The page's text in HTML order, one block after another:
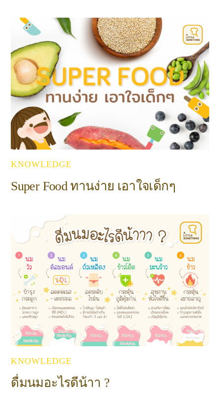
KNOWLEDGE
Super Food ทานง่าย เอาใจเด็กๆ
KNOWLEDGE
ดื่มนมอะไรดีน้าา ?